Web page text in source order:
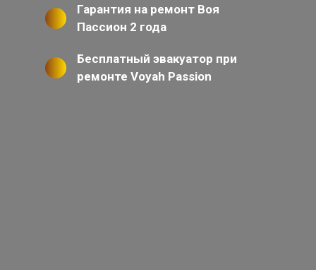
Гарантия на ремонт Воя
Пассион 2 года
Бесплатный эвакуатор при
ремонте Voyah Passion